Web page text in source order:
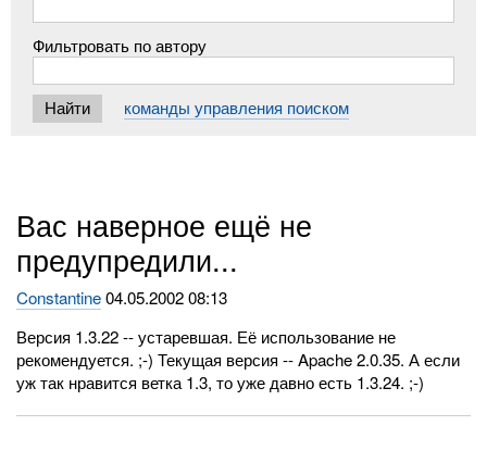
Фильтровать по автору
команды управления поиском
Вас наверное ещё не
предупредили...
Constantine04.05.2002 08:13
Версия 1.3.22 -- устаревшая. Её использование не
рекомендуется. ;-) Текущая версия -- Apache 2.0.35. А если
уж так нравится ветка 1.3, то уже давно есть 1.3.24. ;-)